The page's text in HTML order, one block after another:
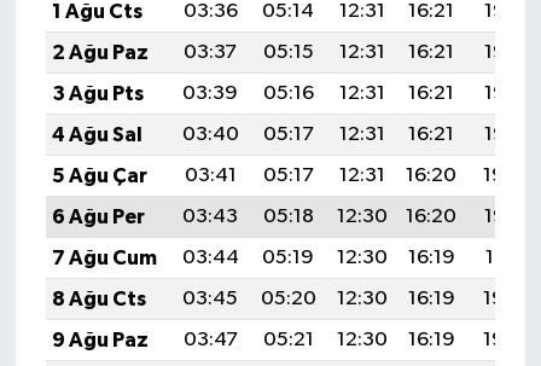
1 Ağu Cts
03:36 05:14 12:31 16:21
19:38
2 Ağu Paz
03:37 05:15 12:31 16:21
19:37
3 Ağu Pts
03:39 05:16 12:31 16:21
19:36
4 Ağu Sal
03:40 05:17 12:31 16:21
19:35
5 Ağu Çar
03:41 05:17 12:31 16:20
19:34
6 Ağu Per
03:43 05:18 12:30 16:20
19:33
7 Ağu Cum
03:44 05:19 12:30 16:19
19:31
8 Ağu Cts
03:45 05:20 12:30 16:19
19:30
9 Ağu Paz
03:47 05:21 12:30 16:19
19:29